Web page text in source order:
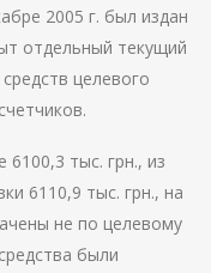
2005 г. был издан
отдельный текущий
целевого
тыс. грн., из
6110,9 тыс. грн., на
не по целевому
были